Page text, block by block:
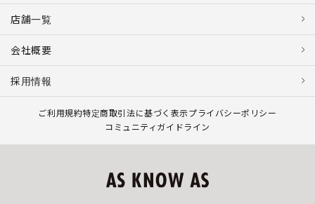
店舗一覧
会社概要
採用情報
ご利用規約特定商取引法に基づく表示プライバシーポリシー
コミュニティガイドライン